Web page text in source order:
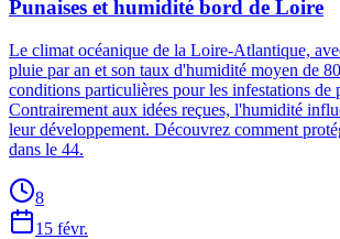
Punaises et humidité bord de Loire
Le climat océanique de la Loire-Atlantique,
pluie par an et son taux d'humidité moyen de
conditions particulières pour les infestations de
Contrairement aux idées reçues, l'humidité
leur développement. Découvrez comment
dans le 44.
8
15 févr.